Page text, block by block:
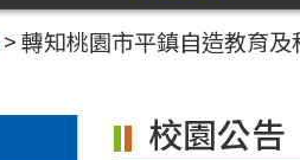
>轉知桃園市平鎮自造教育
校園公告